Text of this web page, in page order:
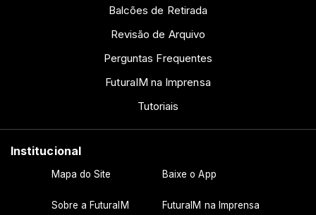
Balcões de Retirada
Revisão de Arquivo
Perguntas Frequentes
FuturaIM na Imprensa
Tutoriais
Institucional
Mapa do Site Baixe o App
Sobre a FuturaIM FuturaIM na Imprensa